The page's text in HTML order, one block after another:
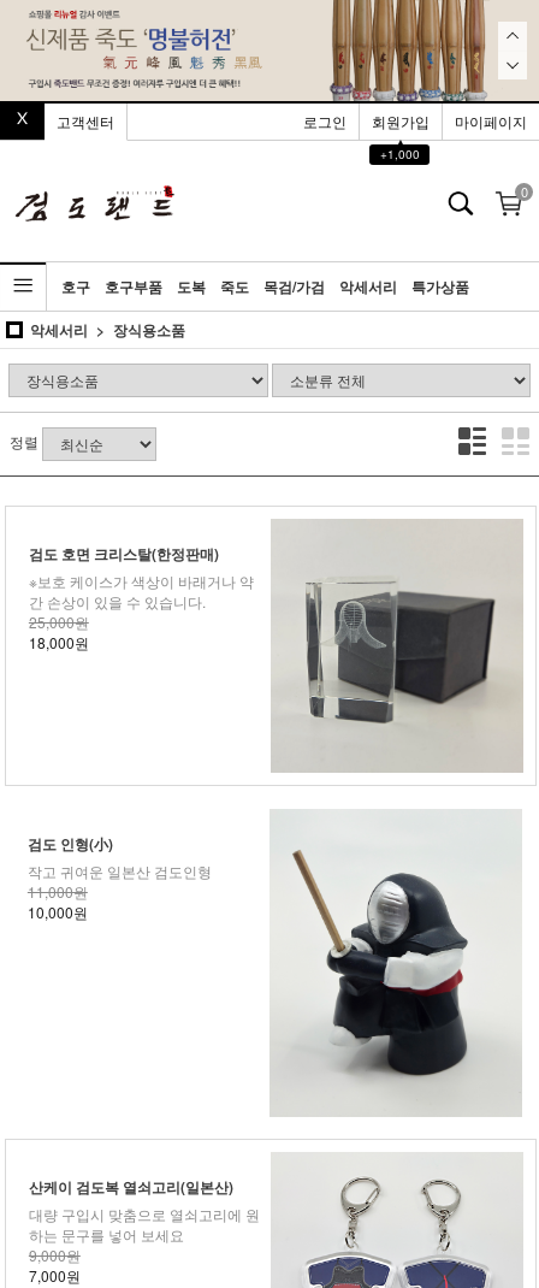
고객센터 로그인 회원가입
▲
+1,000
마이페이지
0
호구 호구부품 도복 죽도 목검/가검 악세서리
특가상품
악세서리
장식용소품
정렬
검도 호면 크리스탈(한정판매)
※보호 케이스가 색상이 바래거나 약
간 손상이 있을 수 있습니다.
25,000원
18,000원
검도 인형(小)
작고 귀여운 일본산 검도인형
11,000원
10,000원
산케이 검도복 열쇠고리(일본산)
대량 구입시 맞춤으로 열쇠고리에 원
하는 문구를 넣어 보세요
9,000원
7,000원